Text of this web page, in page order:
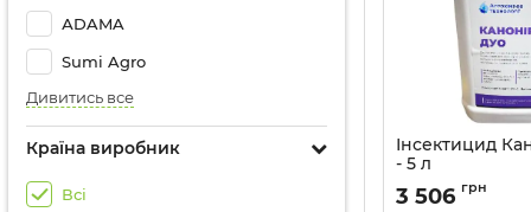
АDAMA
Sumi Agro
Дивитись все
Країна виробник
Всі
Інсектицид
- 5 л
Артикул: 1303008
3 506 грн